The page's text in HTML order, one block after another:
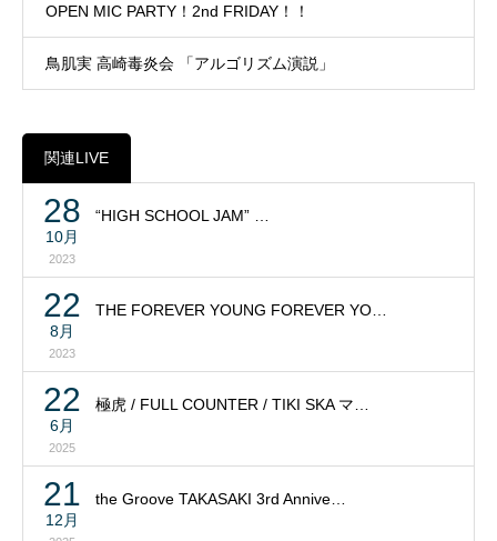
OPEN MIC PARTY！2nd FRIDAY！！
鳥肌実 高崎毒炎会 「アルゴリズム演説」
関連LIVE
28
10月
2023
“HIGH SCHOOL JAM” …
22
8月
2023
THE FOREVER YOUNG FOREVER YO…
22
6月
2025
極虎 / FULL COUNTER / TIKI SKA マ…
21
12月
the Groove TAKASAKI 3rd Annive…